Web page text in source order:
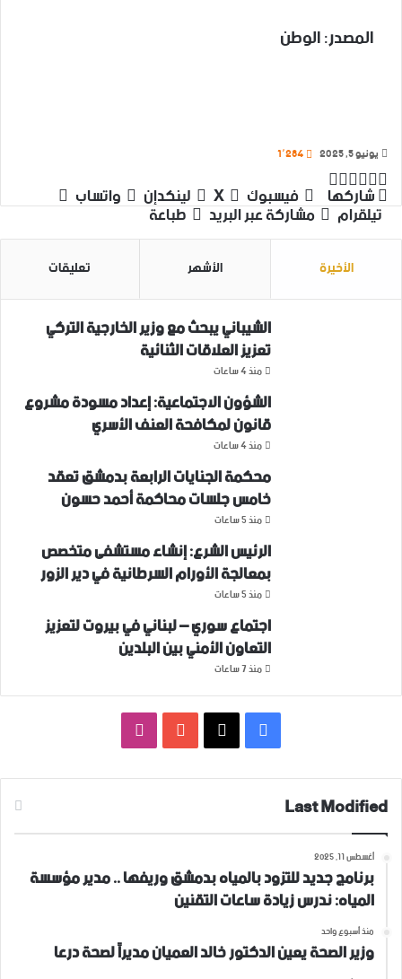
المصدر: الوطن
يونيو 5, 2025 1٬284
فيسبوك
لينكدإن
واتساب
تيلقرام شاركها فيسبوك ‫X لينكدإن واتساب تيلقرام مشاركة عبر البريد طباعة
الأخيرة الأشهر تعليقات
الشيباني يبحث مع وزير الخارجية التركي
تعزيز العلاقات الثنائية
منذ 4 ساعات
الشؤون الاجتماعية: إعداد مسودة مشروع
قانون لمكافحة العنف الأسري ‏
منذ 4 ساعات
محكمة الجنايات الرابعة بدمشق تعقد
خامس جلسات محاكمة أحمد حسون
منذ 5 ساعات
الرئيس الشرع: إنشاء ‌‏مستشفى متخصص
بمعالجة الأورام السرطانية في دير الزور
منذ 5 ساعات
اجتماع سوري – لبناني في بيروت لتعزيز
التعاون ‏الأمني ‏بين البلدين
منذ 7 ساعات
فيسبوك ‫YouTube
Last Modified
أغسطس 11, 2025
برنامج جديد للتزود بالمياه بدمشق وريفها .. مدير مؤسسة
المياه: ندرس زيادة ساعات التقنين
منذ أسبوع واحد
وزير الصحة يعين الدكتور خالد العميان مديراً لصحة درعا